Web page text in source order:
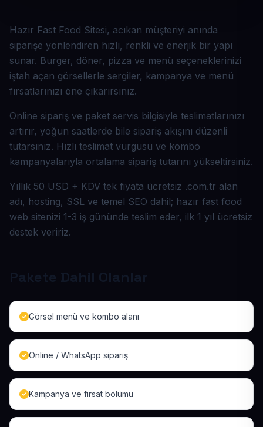
Hazır Fast Food Sitesi, acıkan müşteriyi anında
siparişe yönlendiren hızlı, renkli ve enerjik bir yapı
sunar. Burger, döner, pizza ve menü seçeneklerinizi
iştah açan görsellerle sergiler, kampanya ve menü
fırsatlarınızı öne çıkarırsınız.
Online sipariş ve paket servis bilgisiyle teslimatlarınızı
artırır, yoğun saatlerde bile sipariş akışını düzenli
tutarsınız. Hızlı teslimat vurgusu ve kombo
kampanyalarıyla ortalama sipariş tutarını yükseltirsiniz.
Yıllık 50 USD + KDV tek fiyata ücretsiz .com.tr alan
adı, hosting, SSL ve temel SEO dahil; hazır fast food
web sitenizi 1-3 iş gününde teslim eder, ilk 1 yıl ücretsiz
destek veririz.
Pakete Dahil Olanlar
Görsel menü ve kombo alanı
Online / WhatsApp sipariş
Kampanya ve fırsat bölümü